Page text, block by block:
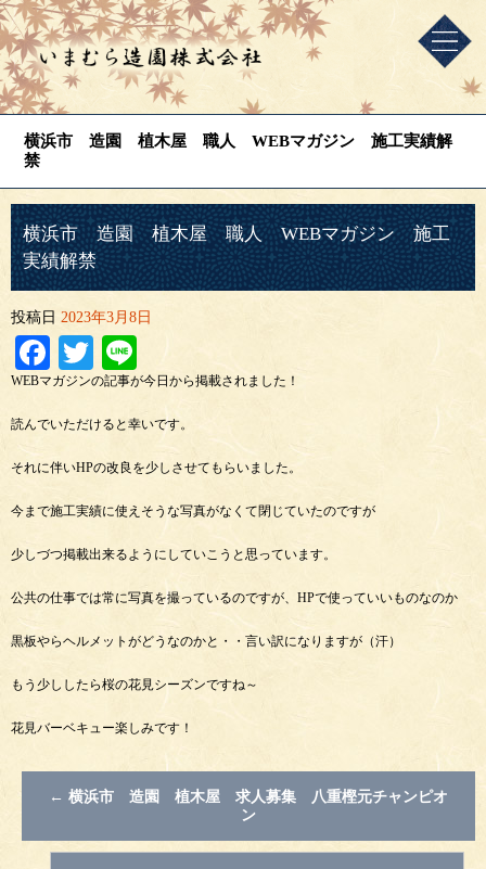
横浜市 造園 植木屋 職人 WEBマガジン 施工実績解
禁
横浜市 造園 植木屋 職人 WEBマガジン 施工
実績解禁
投稿日 2023年3月8日
Facebook
Twitter
WEBマガジンの記事が今日から掲載されました！
読んでいただけると幸いです。
それに伴いHPの改良を少しさせてもらいました。
今まで施工実績に使えそうな写真がなくて閉じていたのですが
少しづつ掲載出来るようにしていこうと思っています。
公共の仕事では常に写真を撮っているのですが、HPで使っていいものなのか
黒板やらヘルメットがどうなのかと・・言い訳になりますが（汗）
もう少ししたら桜の花見シーズンですね～
花見バーベキュー楽しみです！
← 横浜市 造園 植木屋 求人募集 八重樫元チャンピオ
ン